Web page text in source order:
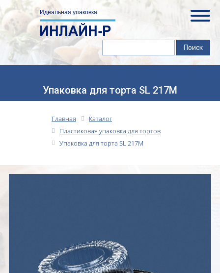
Главная
Каталог
Пластиковая упаковка для тортов
Упаковка для торта SL 217M
Упаковка для торта SL 217M